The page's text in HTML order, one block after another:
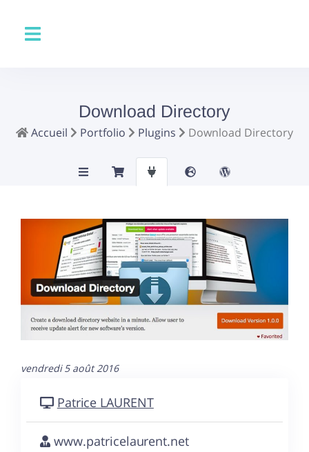
Download Directory
Accueil Portfolio Plugins Download Directory
vendredi 5 août 2016
Patrice LAURENT
www.patricelaurent.net